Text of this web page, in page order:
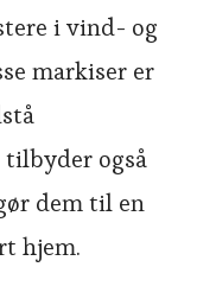
i vind- og
markiser er
tilbyder også
dem til en
hjem.